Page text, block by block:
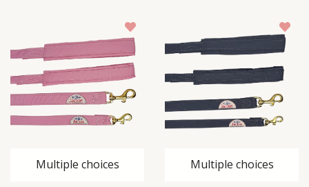
Multiple choices Multiple choices